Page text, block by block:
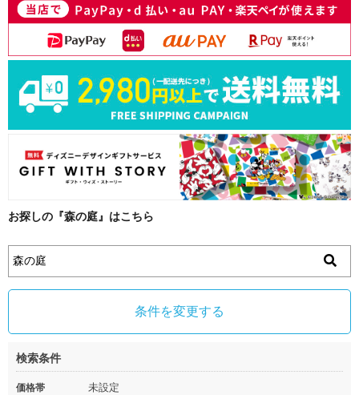
お探しの『森の庭』はこちら
条件を変更する
検索条件
価格帯 未設定